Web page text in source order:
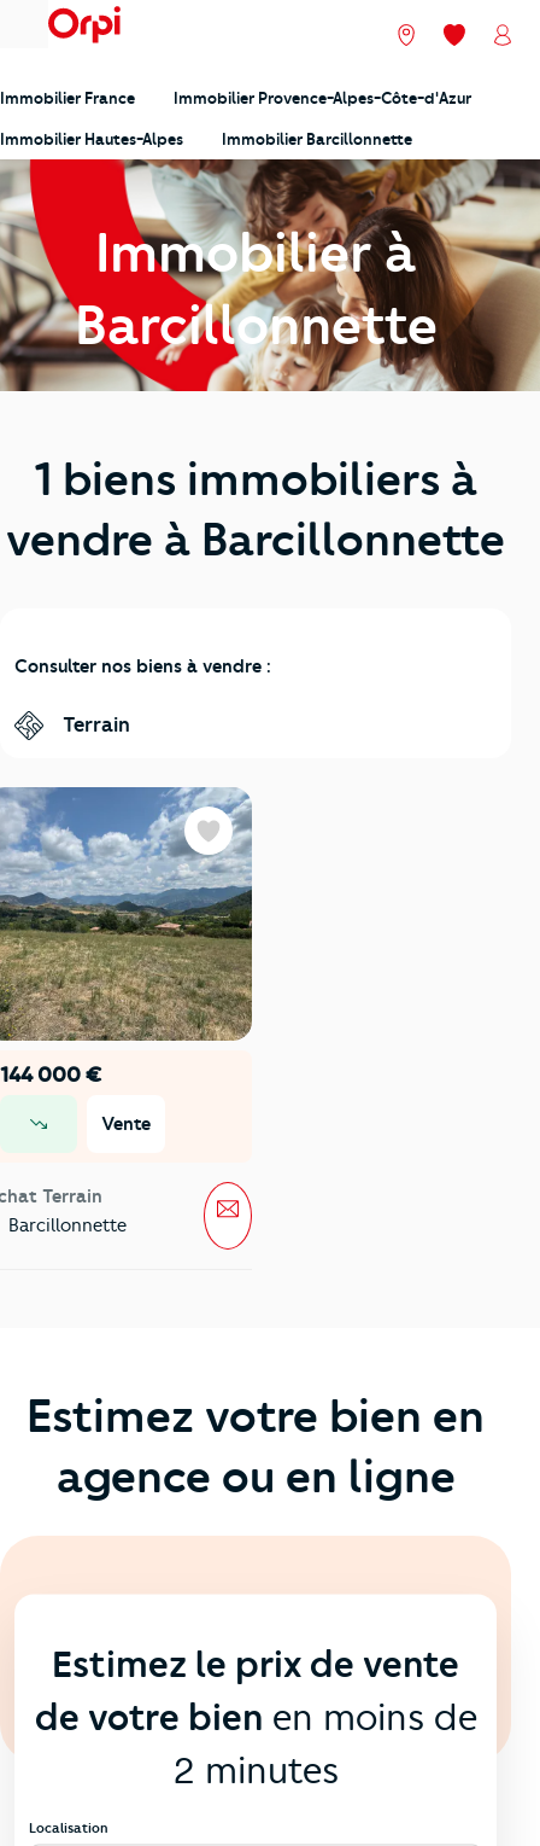
menu Nos agences
Mes
Immobilier France Immobilier Provence-Alpes-Côte-d'Azur
Immobilier Hautes-Alpes Immobilier Barcillonnette
Immobilier à
Barcillonnette
1 biens immobiliers à
vendre à Barcillonnette
Consulter nos biens à vendre :
Terrain
144 000 €
Vente
Terrain
Barcillonnette
Favoris
Message
Estimez votre bien en
agence ou en ligne
Estimez le prix de vente
de votre bien en moins de
2 minutes
Localisation